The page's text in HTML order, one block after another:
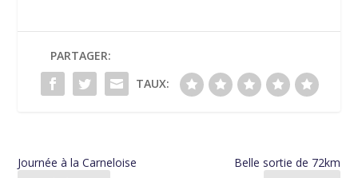
PARTAGER:
TAUX:
Journée à la Carneloise
Belle sortie de 72km